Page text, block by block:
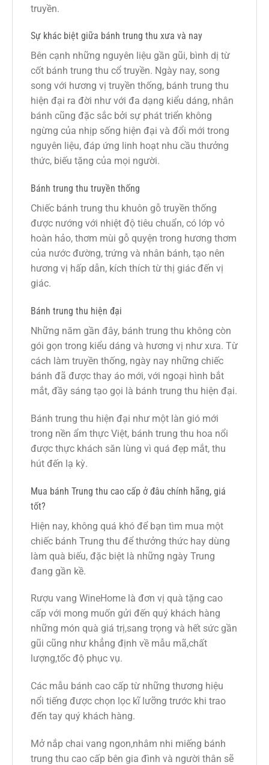
truyền.
Sự khác biệt giữa bánh trung thu xưa và nay
Bên cạnh những nguyên liệu gần gũi, bình dị từ
cốt bánh trung thu cổ truyền. Ngày nay, song
song với hương vị truyền thống, bánh trung thu
hiện đại ra đời như với đa dạng kiểu dáng, nhân
bánh cũng đặc sắc bởi sự phát triển không
ngừng của nhịp sống hiện đại và đổi mới trong
nguyên liệu, đáp ứng linh hoạt nhu cầu thưởng
thức, biếu tặng của mọi người.
Bánh trung thu truyền thống
Chiếc bánh trung thu khuôn gỗ truyền thống
được nướng với nhiệt độ tiêu chuẩn, có lớp vỏ
hoàn hảo, thơm mùi gỗ quyện trong hương thơm
của nước đường, trứng và nhân bánh, tạo nên
hương vị hấp dẫn, kích thích từ thị giác đến vị
giác.
Bánh trung thu hiện đại
Những năm gần đây, bánh trung thu không còn
gói gọn trong kiểu dáng và hương vị như xưa. Từ
cách làm truyền thống, ngày nay những chiếc
bánh đã được thay áo mới, với ngoại hình bắt
mắt, đầy sáng tạo gọi là bánh trung thu hiện đại.
Bánh trung thu hiện đại như một làn gió mới
trong nền ẩm thực Việt, bánh trung thu hoa nổi
được thực khách săn lùng vì quá đẹp mắt, thu
hút đến lạ kỳ.
Mua bánh Trung thu cao cấp ở đâu chính hãng, giá
tốt?
Hiện nay, không quá khó để bạn tìm mua một
chiếc bánh Trung thu để thưởng thức hay dùng
làm quà biếu, đặc biệt là những ngày Trung
đang gần kề.
Rượu vang WineHome là đơn vị quà tặng cao
cấp với mong muốn gửi đến quý khách hàng
những món quà giá trị,sang trọng và hết sức gần
gũi cũng như khẳng định về mẫu mã,chất
lượng,tốc độ phục vụ.
Các mẫu bánh cao cấp từ những thương hiệu
nổi tiếng được chọn lọc kĩ lưỡng trước khi trao
đến tay quý khách hàng.
Mở nắp chai vang ngon,nhâm nhi miếng bánh
trung thu cao cấp bên gia đình và người thân sẽ